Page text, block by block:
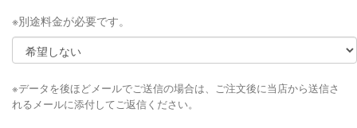
※別途料金が必要です。
※データを後ほどメールでご送信の場合は、ご注文後に当店から送信さ
れるメールに添付してご返信ください。